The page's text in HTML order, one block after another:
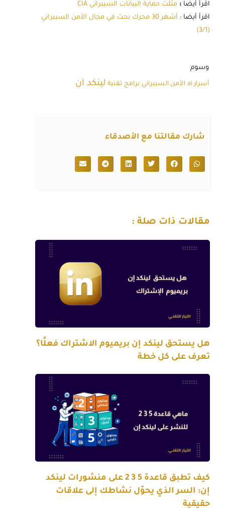
اقرأ أيضا : مثلث حماية البيانات السيبراني CIA
اقرأ أيضا :
أشهر 30 محرك بحث في مجال الأمن السيبراني
(3/1)
وسوم
أسرار ai الأمن السيبراني برامج تقنية لينكد ان
شارك مقالتنا مع الأصدقاء
مقالات ذات صلة :
هل يستحق لينكد إن بريميوم الاشتراك فعلًا؟
تعرف على كل خطة
كيف تطبق قاعدة 5 3 2 على منشورات لينكد
إن: السر الذي يحوّل نشاطك إلى علاقات
حقيقية